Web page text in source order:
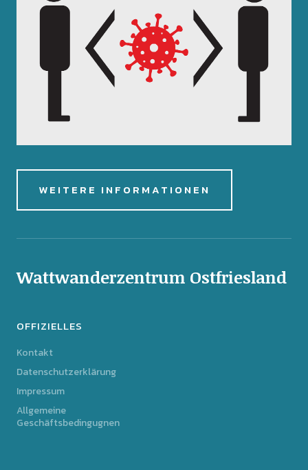
WEITERE INFORMATIONEN
Wattwanderzentrum Ostfriesland
OFFIZIELLES
Kontakt
Datenschutzerklärung
Impressum
Allgemeine
Geschäftsbedingugnen